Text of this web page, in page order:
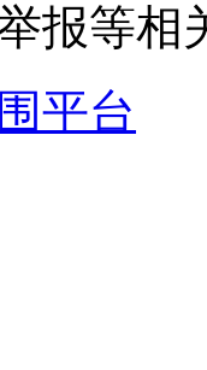
报等相
平台